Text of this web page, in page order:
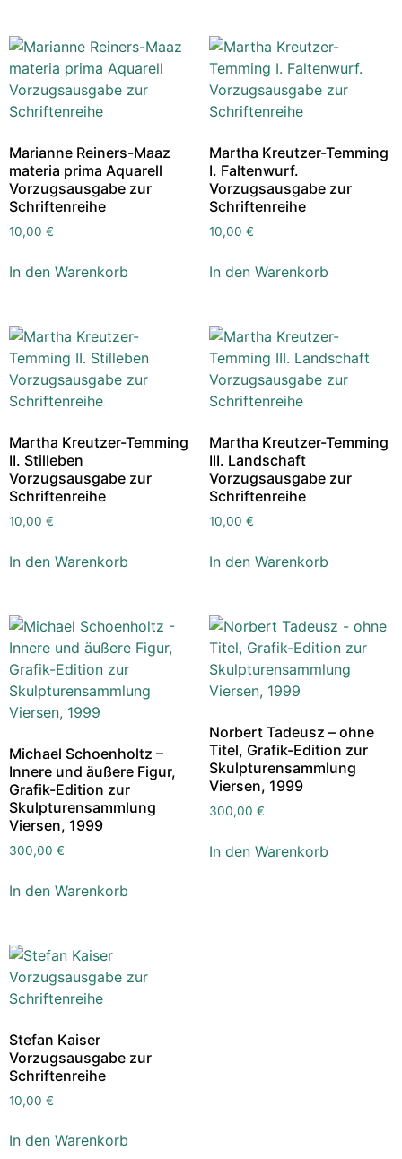
Marianne Reiners-Maaz
materia prima Aquarell
Vorzugsausgabe zur
Schriftenreihe
10,00 €
In den Warenkorb
Martha Kreutzer-Temming
I. Faltenwurf.
Vorzugsausgabe zur
Schriftenreihe
10,00 €
In den Warenkorb
Martha Kreutzer-Temming
II. Stilleben
Vorzugsausgabe zur
Schriftenreihe
10,00 €
In den Warenkorb
Martha Kreutzer-Temming
III. Landschaft
Vorzugsausgabe zur
Schriftenreihe
10,00 €
In den Warenkorb
Michael Schoenholtz –
Innere und äußere Figur,
Grafik-Edition zur
Skulpturensammlung
Viersen, 1999
300,00 €
In den Warenkorb
Norbert Tadeusz – ohne
Titel, Grafik-Edition zur
Skulpturensammlung
Viersen, 1999
300,00 €
In den Warenkorb
Stefan Kaiser
Vorzugsausgabe zur
Schriftenreihe
10,00 €
In den Warenkorb